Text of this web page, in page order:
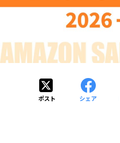
ポスト シェア